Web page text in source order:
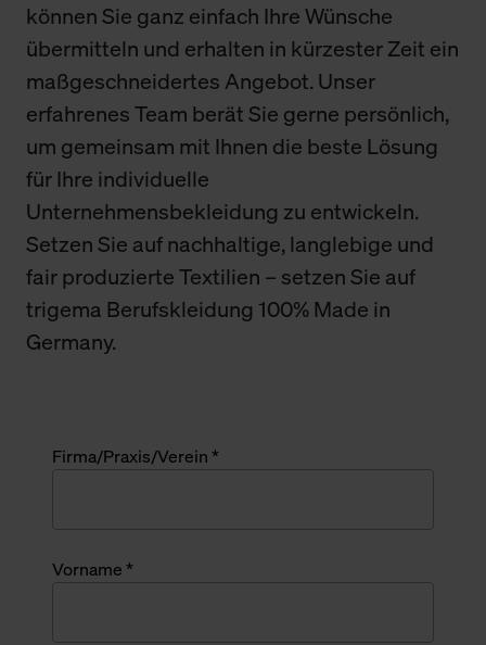
können Sie ganz einfach Ihre Wünsche
übermitteln und erhalten in kürzester Zeit ein
maßgeschneidertes Angebot. Unser
erfahrenes Team berät Sie gerne persönlich,
um gemeinsam mit Ihnen die beste Lösung
für Ihre individuelle
Unternehmensbekleidung zu entwickeln.
Setzen Sie auf nachhaltige, langlebige und
fair produzierte Textilien – setzen Sie auf
trigema Berufskleidung 100% Made in
Germany.
Firma/Praxis/Verein *
Vorname *